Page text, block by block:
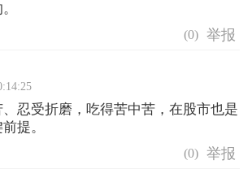
(0)
忍受折磨，吃得苦中苦，在股市也是
提。
(0)